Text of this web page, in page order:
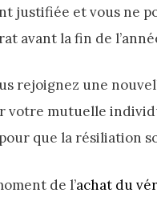
justifiée et vous ne
avant la fin de
rejoignez une
votre mutuelle
que la résiliation
de l’achat du